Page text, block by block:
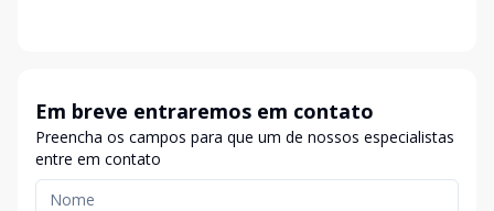
Em breve entraremos em contato
Preencha os campos para que um de nossos especialistas
entre em contato